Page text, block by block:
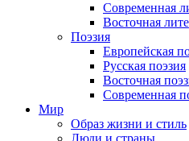
Современная
Восточная
Поэзия
Европейская
Русская поэзия
Восточная
Современная
Мир
Образ жизни и стиль
Люди и страны